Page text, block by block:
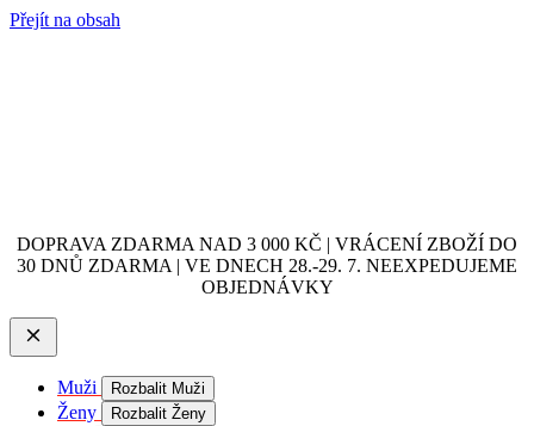
Přejít na obsah
DOPRAVA ZDARMA NAD 3 000 KČ | VRÁCENÍ ZBOŽÍ DO
30 DNŮ ZDARMA | VE DNECH 28.-29. 7. NEEXPEDUJEME
OBJEDNÁVKY
Muži Rozbalit Muži
Ženy Rozbalit Ženy